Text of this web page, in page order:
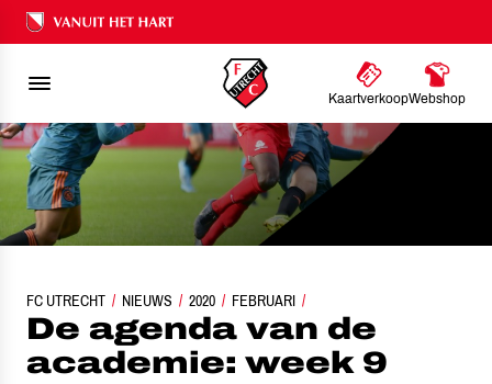
Ons nalatenschap
KaartverkoopWebshop
FC UTRECHT NIEUWS 2020 FEBRUARI
DE AGENDA VAN DE ACADEMIE: WEEK 9
De agenda van de
academie: week 9